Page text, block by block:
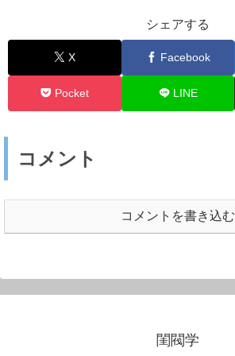
シェアする
X Facebook
Pocket LINE
コメント
コメントを書き込む
閨閥学